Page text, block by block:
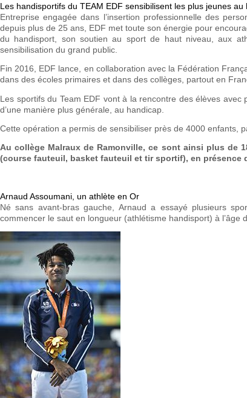
Les handisportifs du TEAM EDF sensibilisent les plus jeunes
Entreprise engagée dans l’insertion professionnelle des
depuis plus de 25 ans, EDF met toute son énergie pour
du handisport, son soutien au sport de haut niveau, aux
sensibilisation du grand public.
Fin 2016, EDF lance, en collaboration avec la Fédération
dans des écoles primaires et dans des collèges, partout en
Les sportifs du Team EDF vont à la rencontre des élèves
d’une manière plus générale, au handicap.
Cette opération a permis de sensibiliser près de 4000 enfants,
Au collège Malraux de Ramonville, ce sont ainsi plus de
(course fauteuil, basket fauteuil et tir sportif), en présence
Arnaud Assoumani, un athlète en Or
Né sans avant-bras gauche, Arnaud a essayé plusieurs
commencer le saut en longueur (athlétisme handisport) à l’âge